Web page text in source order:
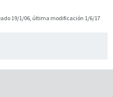
19/1/06, última modificación 1/6/17